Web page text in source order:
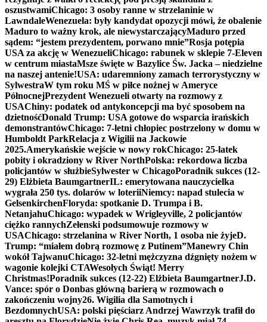
oszustwamiChicago: 3 osoby ranne w strzelaninie w
LawndaleWenezuela: były kandydat opozycji mówi, że obalenie
Maduro to ważny krok, ale niewystarczającyMaduro przed
sądem: “jestem prezydentem, porwano mnie”Rosja potępia
USA za akcję w WenezueliChicago: rabunek w sklepie 7-Eleven
w centrum miastaMsze święte w Bazylice Św. Jacka – niedzielne
na naszej antenie!USA: udaremniony zamach terrorystyczny w
SylwestraW tym roku MŚ w piłce nożnej w Ameryce
PółnocnejPrezydent Wenezueli otwarty na rozmowy z
USAChiny: podatek od antykoncepcji ma być sposobem na
dzietnośćDonald Trump: USA gotowe do wsparcia irańskich
demonstrantówChicago: 7-letni chłopiec postrzelony w domu w
Humboldt ParkRelacja z Wigilii na Jackowie
2025.Amerykańskie wejście w nowy rokChicago: 25-latek
pobity i okradziony w River NorthPolska: rekordowa liczba
policjantów w służbieSylwester w ChicagoPoradnik sukces (12-
29) Elżbieta BaumgartnerIL: emerytowana nauczycielka
wygrała 250 tys. dolarów w loteriiNiemcy: napad stulecia w
GelsenkirchenFloryda: spotkanie D. Trumpa i B.
NetanjahuChicago: wypadek w Wrigleyville, 2 policjantów
ciężko rannychZełenski podsumowuje rozmowy w
USAChicago: strzelanina w River North, 1 osoba nie żyjeD.
Trump: “miałem dobrą rozmowę z Putinem”Manewry Chin
wokół TajwanuChicago: 32-letni mężczyzna dźgnięty nożem w
wagonie kolejki CTAWesołych Świąt! Merry
Christmas!Poradnik sukces (12-22) Elżbieta BaumgartnerJ.D.
Vance: spór o Donbas główną barierą w rozmowach o
zakończeniu wojny26. Wigilia dla Samotnych i
BezdomnychUSA: polski pięściarz Andrzej Wawrzyk trafił do